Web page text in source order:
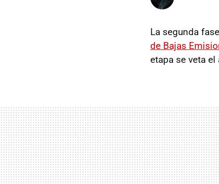
La segunda
de Bajas
etapa se veta